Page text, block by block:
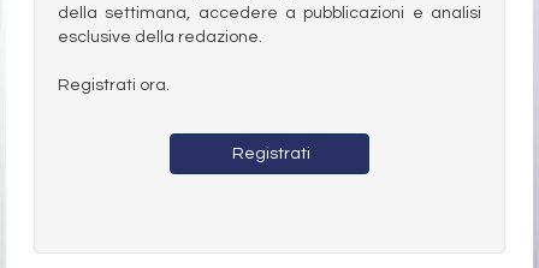
della settimana, accedere a pubblicazioni e analisi
esclusive della redazione.
Registrati ora.
Registrati